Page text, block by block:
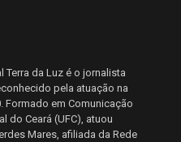
Terra da Luz é o jornalista
pela atuação na
Formado em Comunicação
do Ceará (UFC), atuou
Mares, afiliada da Rede